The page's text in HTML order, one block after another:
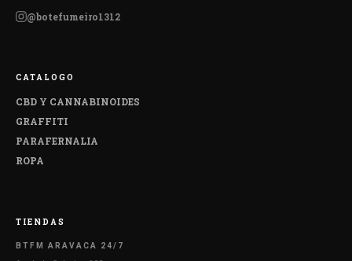
@botefumeiro1312
CATALOGO
CBD Y CANNABINOIDES
GRAFFITI
PARAFERNALIA
ROPA
TIENDAS
BTFM ARAVACA 24/7